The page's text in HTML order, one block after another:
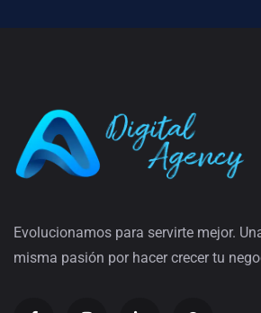
Evolucionamos para servirte mejor.
misma pasión por hacer crecer tu